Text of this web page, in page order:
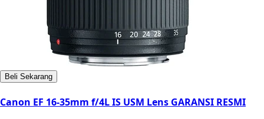
Beli Sekarang
Canon EF 16-35mm f/4L IS USM Lens GARANSI RESMI